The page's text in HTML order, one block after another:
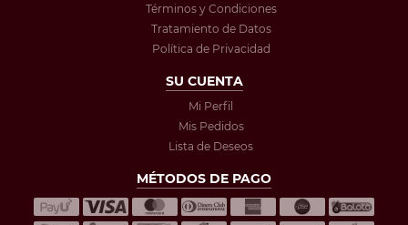
Términos y Condiciones
Tratamiento de Datos
Política de Privacidad
SU CUENTA
Mi Perfil
Mis Pedidos
Lista de Deseos
MÉTODOS DE PAGO